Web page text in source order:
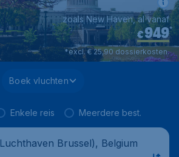
€949*
zoals New Haven, al vanaf
*excl. € 25,90 dossierkosten.
Boek vluchten
Enkele reis Meerdere best.
Brussel), Belgium